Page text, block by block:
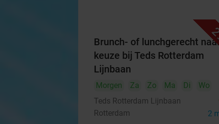
Brunch- of lunchgerecht
keuze bij Teds Rotterdam
Lijnbaan
Morgen Za Zo Ma Di
Wo
Teds Rotterdam Lijnbaan
Rotterdam 2